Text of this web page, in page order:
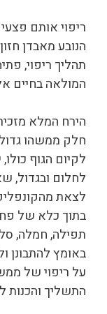
ריפוי אותם
הנובע מאבדן
תהליך ריפוי,
המולאה בחיים
הירח המלא
חלק ממשהו
לקיום הגוף
לחלום ובגדול,
לצאת
בתוך כלא של
תפילה, חמלה,
באומץ להתבונן
על ריפוי של
התשליך